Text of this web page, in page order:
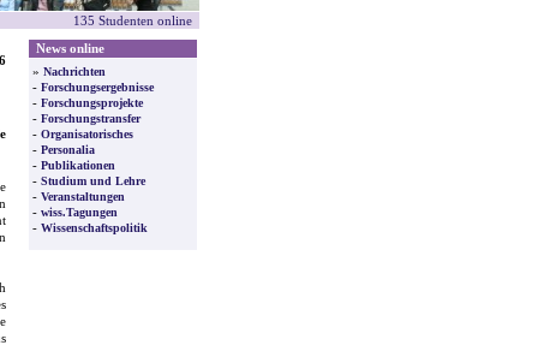
135 Studenten online
News online
» Nachrichten
- Forschungsergebnisse
- Forschungsprojekte
- Forschungstransfer
- Organisatorisches
- Personalia
- Publikationen
- Studium und Lehre
- Veranstaltungen
- wiss.Tagungen
- Wissenschaftspolitik